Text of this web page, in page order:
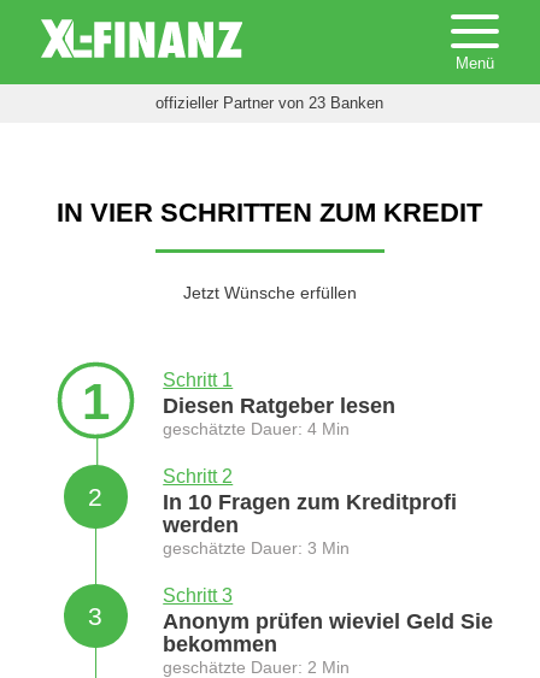
offizieller Partner von 23 Banken
IN VIER SCHRITTEN ZUM KREDIT
Jetzt Wünsche erfüllen
1 Schritt 1
Diesen Ratgeber lesen
geschätzte Dauer: 4 Min
2
Schritt 2
In 10 Fragen zum Kreditprofi
werden
geschätzte Dauer: 3 Min
3
Schritt 3
Anonym prüfen wieviel Geld Sie
bekommen
geschätzte Dauer: 2 Min